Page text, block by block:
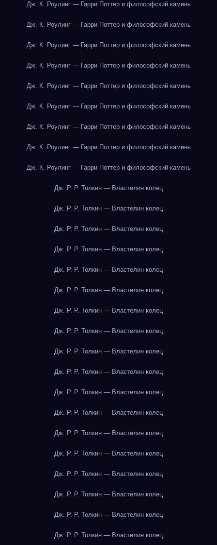
Дж. К. Роулинг — Гарри Поттер и философский камень
Дж. К. Роулинг — Гарри Поттер и философский камень
Дж. К. Роулинг — Гарри Поттер и философский камень
Дж. К. Роулинг — Гарри Поттер и философский камень
Дж. К. Роулинг — Гарри Поттер и философский камень
Дж. К. Роулинг — Гарри Поттер и философский камень
Дж. К. Роулинг — Гарри Поттер и философский камень
Дж. К. Роулинг — Гарри Поттер и философский камень
Дж. К. Роулинг — Гарри Поттер и философский камень
Дж. Р. Р. Толкин — Властелин колец
Дж. Р. Р. Толкин — Властелин колец
Дж. Р. Р. Толкин — Властелин колец
Дж. Р. Р. Толкин — Властелин колец
Дж. Р. Р. Толкин — Властелин колец
Дж. Р. Р. Толкин — Властелин колец
Дж. Р. Р. Толкин — Властелин колец
Дж. Р. Р. Толкин — Властелин колец
Дж. Р. Р. Толкин — Властелин колец
Дж. Р. Р. Толкин — Властелин колец
Дж. Р. Р. Толкин — Властелин колец
Дж. Р. Р. Толкин — Властелин колец
Дж. Р. Р. Толкин — Властелин колец
Дж. Р. Р. Толкин — Властелин колец
Дж. Р. Р. Толкин — Властелин колец
Дж. Р. Р. Толкин — Властелин колец
Дж. Р. Р. Толкин — Властелин колец
Дж. Р. Р. Толкин — Властелин колец